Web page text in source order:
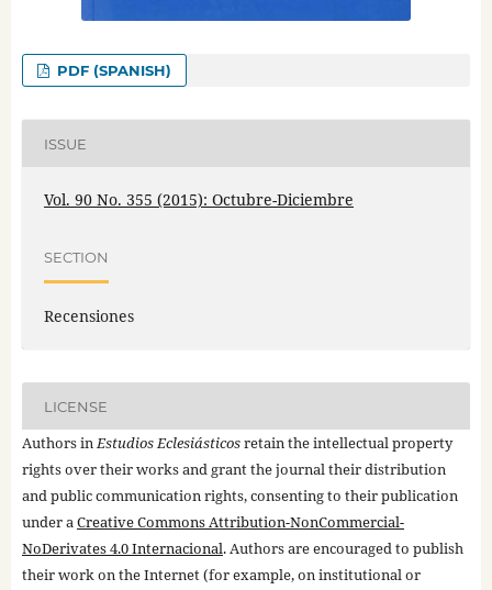
PDF (SPANISH)
ISSUE
Vol. 90 No. 355 (2015): Octubre-Diciembre
SECTION
Recensiones
LICENSE
Authors inEstudios Eclesiásticosretain the intellectual property
rights over their works and grant the journal their distribution
and public communication rights, consenting to their publication
under aCreative Commons Attribution-NonCommercial-
NoDerivates 4.0 Internacional. Authors are encouraged to publish
their work on the Internet (for example, on institutional or